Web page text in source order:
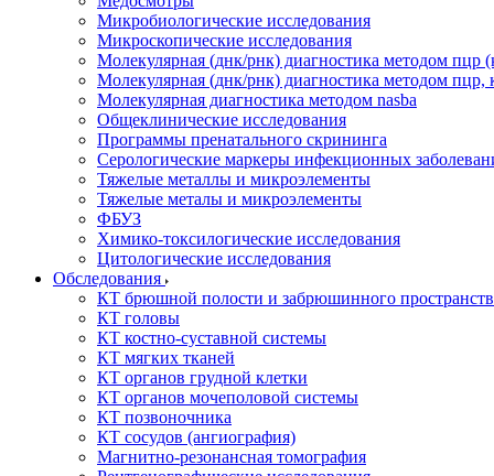
Микробиологические исследования
Микроскопические исследования
Молекулярная (днк/рнк) диагностика методом пцр
Молекулярная (днк/рнк) диагностика методом пцр,
Молекулярная диагностика методом nasba
Общеклинические исследования
Программы пренатального скрининга
Серологические маркеры инфекционных
Тяжелые металлы и микроэлементы
Тяжелые металы и микроэлементы
ФБУЗ
Химико-токсилогические исследования
Цитологические исследования
Обследования
КТ брюшной полости и забрюшинного
КТ головы
КТ костно-суставной системы
КТ мягких тканей
КТ органов грудной клетки
КТ органов мочеполовой системы
КТ позвоночника
КТ сосудов (ангиография)
Магнитно-резонансная томография